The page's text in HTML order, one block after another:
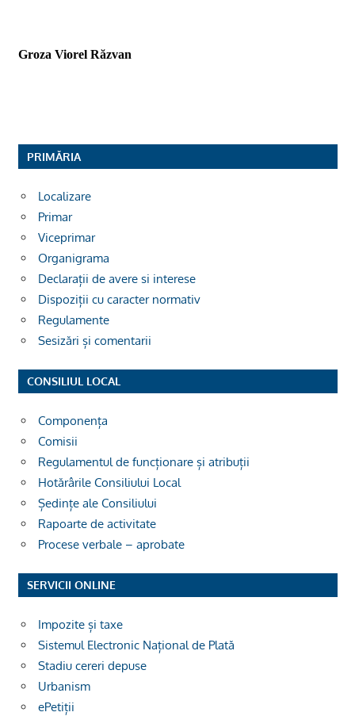
Groza Viorel Răzvan
PRIMĂRIA
Localizare
Primar
Viceprimar
Organigrama
Declarații de avere si interese
Dispoziții cu caracter normativ
Regulamente
Sesizări și comentarii
CONSILIUL LOCAL
Componența
Comisii
Regulamentul de funcționare și atribuții
Hotărârile Consiliului Local
Ședințe ale Consiliului
Rapoarte de activitate
Procese verbale – aprobate
SERVICII ONLINE
Impozite și taxe
Sistemul Electronic Național de Plată
Stadiu cereri depuse
Urbanism
ePetiții